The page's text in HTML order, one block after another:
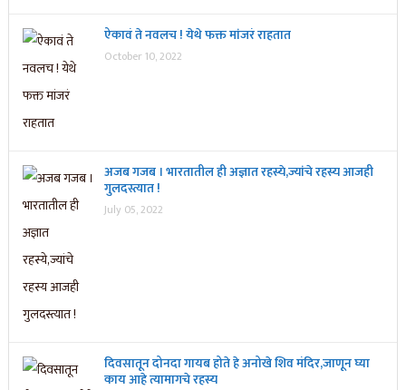
ऐकावं ते नवलच ! येथे फक्त मांजरं राहतात
October 10, 2022
अजब गजब । भारतातील ही अज्ञात रहस्ये,ज्यांचे रहस्य आजही
गुलदस्त्यात !
July 05, 2022
दिवसातून दोनदा गायब होते हे अनोखे शिव मंदिर,जाणून घ्या
काय आहे त्यामागचे रहस्य